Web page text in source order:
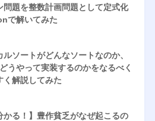
問題を整数計画問題として定式化
で解いてみた
ルソートがどんなソートなのか、
うやって実装するのかをなるべく
く解説してみた
かる！】豊作貧乏がなぜ起こるの